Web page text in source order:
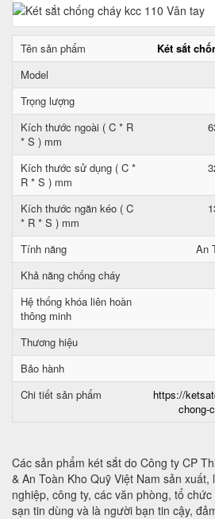
Tên sản phẩm
Két sắt
Model
Trọng lượng
Kích thước ngoài ( C * R
* S ) mm
Kích thước sử dụng ( C *
R * S ) mm
Kích thước ngăn kéo ( C
* R * S ) mm
Tính năng
An
Khả năng chống cháy
Hệ thống khóa liên hoàn
thông minh
Thương hiệu
Bảo hành
Chi tiết sản phẩm
https://
chong-
Các sản phẩm két sắt do Công ty CP
& An Toàn Kho Quỹ Việt Nam sản
nghiệp, công ty, các văn phòng, tổ
sạn tin dùng và là người bạn tin cậy,